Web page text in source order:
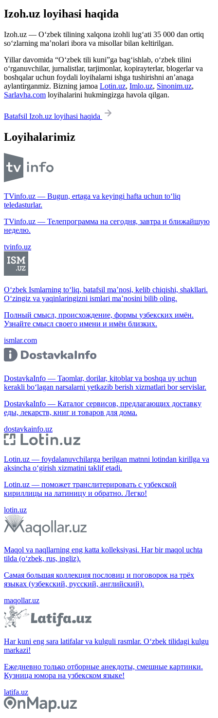
Izoh.uz loyihasi haqida
Izoh.uz — O‘zbek tilining xalqona izohli lug‘ati 35 000 dan ortiq
so‘zlarning ma’nolari ibora va misollar bilan keltirilgan.
Yillar davomida “O‘zbek tili kuni”ga bag‘ishlab, o‘zbek tilini
o‘rganuvchilar, jurnalistlar, tarjimonlar, kopirayterlar, blogerlar va
boshqalar uchun foydali loyihalarni ishga tushirishni an’anaga
aylantirganmiz. Bizning jamoa Lotin.uz, Imlo.uz, Sinonim.uz,
Sarlavha.com loyihalarini hukmingizga havola qilgan.
Batafsil Izoh.uz loyihasi haqida
Loyihalarimiz
TVinfo.uz — Bugun, ertaga va keyingi hafta uchun to‘liq
teledasturlar.
TVinfo.uz — Телепрограмма на сегодня, завтра и ближайшую
неделю.
tvinfo.uz
O‘zbek Ismlarning to‘liq, batafsil ma’nosi, kelib chiqishi, shakllari.
O‘zingiz va yaqinlaringizni ismlari ma’nosini bilib oling.
Полный смысл, происхождение, формы узбекских имён.
Узнайте смысл своего имени и имён близких.
ismlar.com
DostavkaInfo — Taomlar, dorilar, kitoblar va boshqa uy uchun
kerakli bo‘lagan narsalarni yetkazib berish xizmatlari bor servislar.
DostavkaInfo — Каталог сервисов, предлагающих доставку
еды, лекарств, книг и товаров для дома.
dostavkainfo.uz
Lotin.uz — foydalanuvchilarga berilgan matnni lotindan kirillga va
aksincha o‘girish xizmatini taklif etadi.
Lotin.uz — поможет транслитерировать с узбекской
кириллицы на латиницу и обратно. Легко!
lotin.uz
Maqol va naqllarning eng katta kolleksiyasi. Har bir maqol uchta
tilda (o‘zbek, rus, ingliz).
Самая большая коллекция пословиц и поговорок на трёх
языках (узбекский, русский, английский).
maqollar.uz
Har kuni eng sara latifalar va kulguli rasmlar. O‘zbek tilidagi kulgu
markazi!
Ежедневно только отборные анекдоты, смешные картинки.
Кузница юмора на узбекском языке!
latifa.uz